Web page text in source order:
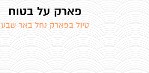
פארק על בטוח
טיול בפארק נחל באר שבע